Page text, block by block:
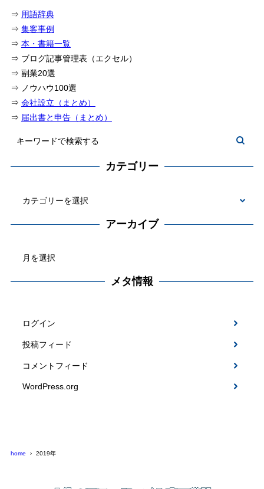
⇒ 用語辞典
⇒ 集客事例
⇒ 本・書籍一覧
⇒ ブログ記事管理表（エクセル）
⇒ 副業20選
⇒ ノウハウ100選
⇒ 会社設立（まとめ）
⇒ 届出書と申告（まとめ）
カテゴリー
アーカイブ
カ
メタ情報
ログイン
投稿フィード
コメントフィード
WordPress.org
home 2019年